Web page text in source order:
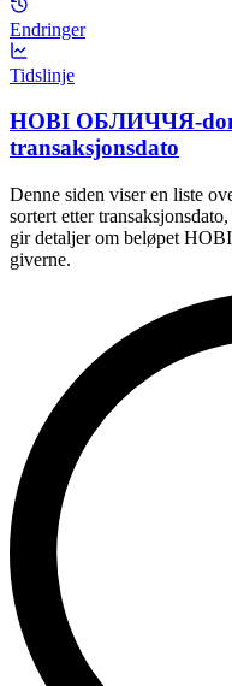
Endringer
Tidslinje
НОВІ ОБЛИЧЧЯ-
transaksjonsdato
Denne siden viser en liste
sortert etter
gir detaljer om beløpet
giverne.